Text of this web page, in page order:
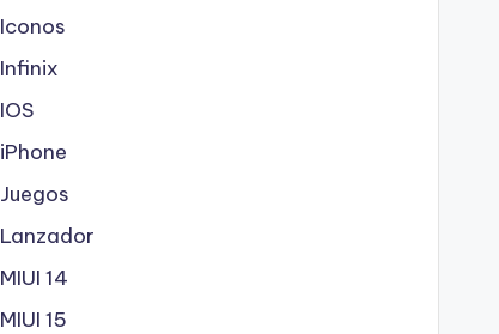
Iconos
Infinix
IOS
iPhone
Juegos
Lanzador
MIUI 14
MIUI 15